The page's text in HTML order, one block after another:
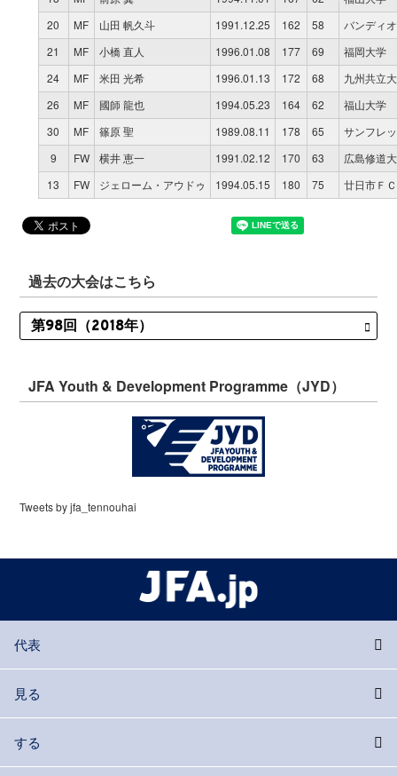
20
MF 山田 帆久斗 1991.12.25 162 58
バンディ
21
MF 小橋 直人 1996.01.08 177 69
福岡大学
24
MF 米田 光希 1996.01.13 172 68
九州共立
26
MF 國師 龍也 1994.05.23 164 62
福山大学
30
MF 篠原 聖 1989.08.11 178 65
サンフレ
9
FW 横井 恵一 1991.02.12 170 63
広島修道
13
FW ジェローム・アウドゥ 1994.05.15 180 75 廿日市ＦＣ
過去の大会はこちら
JFA Youth & Development Programme（JYD）
Tweets by jfa_tennouhai
代表
見る
する